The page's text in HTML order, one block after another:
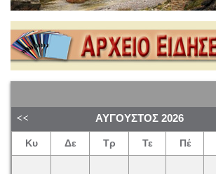
ΑΎΓΟΥΣΤΟΣ 2026
Κυ Δε Τρ Τε Πέ